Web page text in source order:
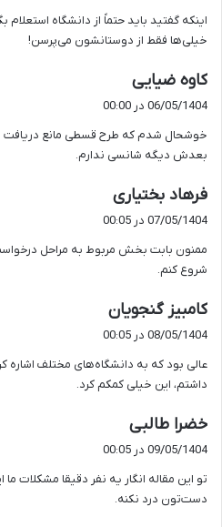
:
اینکه گفتید باید حتماً از دانشگاه
خیلی‌ها فقط از دوستانشون می‌پرسن!
کاوه ضیایی
ف
:
06/05/1404 در 00:00
خوشحال شدم که طرح قسطی مانع دریافت
بعدش دیگه شانسی ندارم.
فرهاد بختیاری
ف
:
07/05/1404 در 00:05
ممنون بابت بخش مربوط به مراحل
شروع کنم.
کامبیز گنجویان
ف
:
08/05/1404 در 00:05
عالی بود که به دانشگاه‌های مختلف
داشتم، این خیلی کمکم کرد.
خضرا طالبی
ف
:
09/05/1404 در 00:05
تو این مقاله انگار یه نفر دقیقا مشکلات ما
دست‌تون درد نکنه.